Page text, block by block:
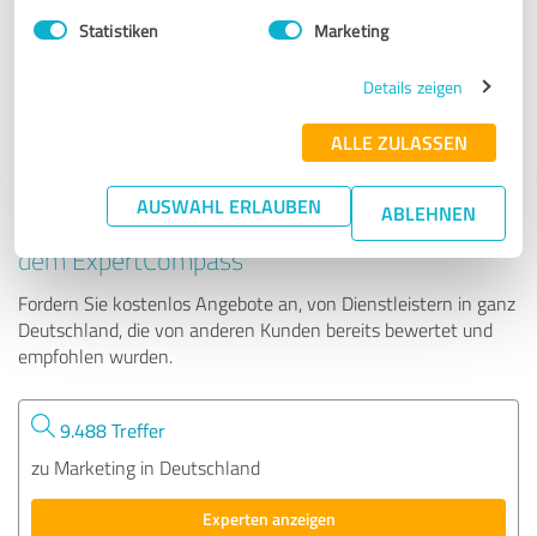
Statistiken Marketing
Details zeigen
ALLE ZULASSEN
AUSWAHL ERLAUBEN ABLEHNEN
Tipp: Die passenden Experten finden - mit
dem ExpertCompass
Fordern Sie kostenlos Angebote an, von Dienstleistern in ganz
Deutschland, die von anderen Kunden bereits bewertet und
empfohlen wurden.
9.488 Treffer
zu Marketing in Deutschland
Experten anzeigen